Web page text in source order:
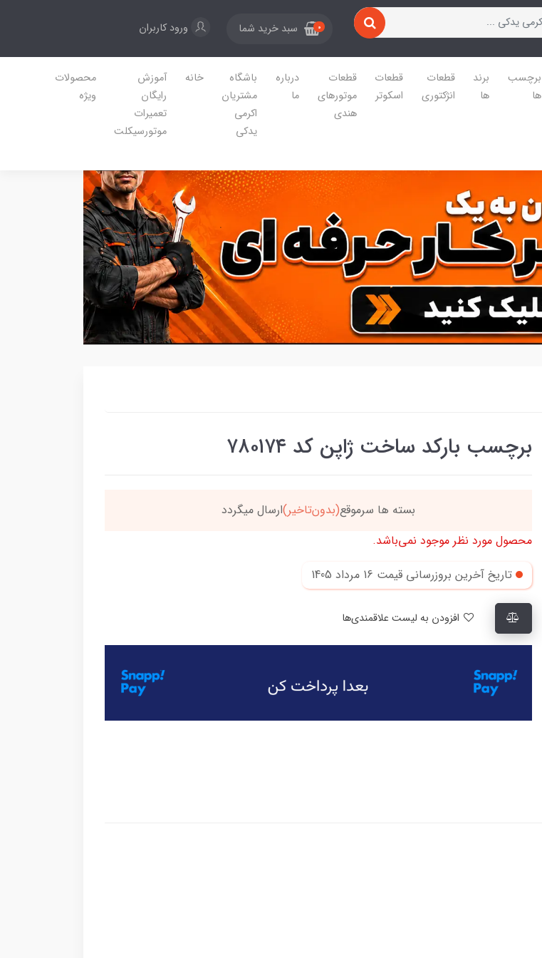
0 سبد خرید شما ورود کاربران
برچسب
ها
برند
ها
قطعات
انژکتوری
قطعات
اسکوتر
قطعات
موتورهای
هندی
درباره
ما
باشگاه
مشتریان
اکرمی
یدکی
خانه
آموزش
رایگان
تعمیرات
موتورسیکلت
محصولات
ویژه
برچسب بارکد ساخت ژاپن کد ۷۸۰۱۷۴
بسته ها سرموقع(بدون‌تاخیر)ارسال میگردد
محصول مورد نظر موجود نمی‌باشد.
تاریخ آخرین بروزرسانی قیمت 16 مرداد 1405